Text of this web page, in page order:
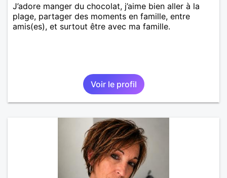
J’adore manger du chocolat, j’aime bien aller à la
plage, partager des moments en famille, entre
amis(es), et surtout être avec ma famille.
Voir le profil